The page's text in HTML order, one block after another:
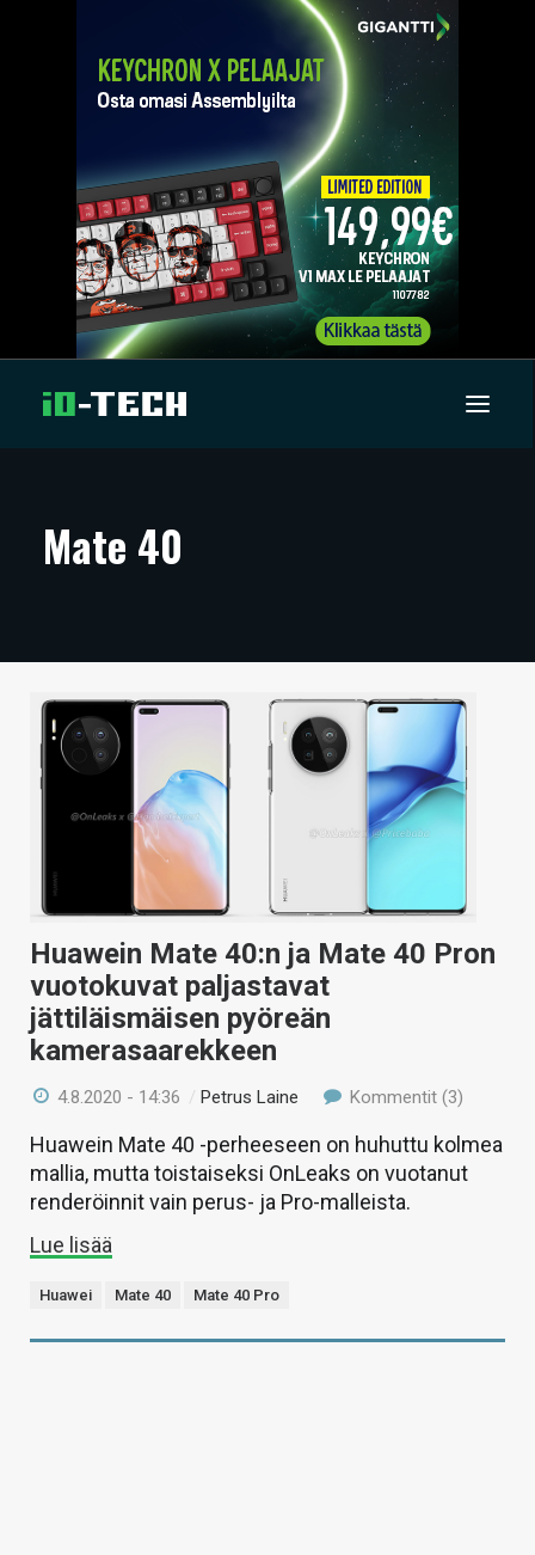
ARTIKKELIT
TECHBBS
TIETOA
HINTA.FI
KAUPPA
HAKU
Mate 40
Huawein Mate 40:n ja Mate 40 Pron
vuotokuvat paljastavat
jättiläismäisen pyöreän
kamerasaarekkeen
4.8.2020 - 14:36 /Petrus Laine Kommentit (3)
Huawein Mate 40 -perheeseen on huhuttu kolmea
mallia, mutta toistaiseksi OnLeaks on vuotanut
renderöinnit vain perus- ja Pro-malleista.
Lue lisää
Huawei Mate 40 Mate 40 Pro